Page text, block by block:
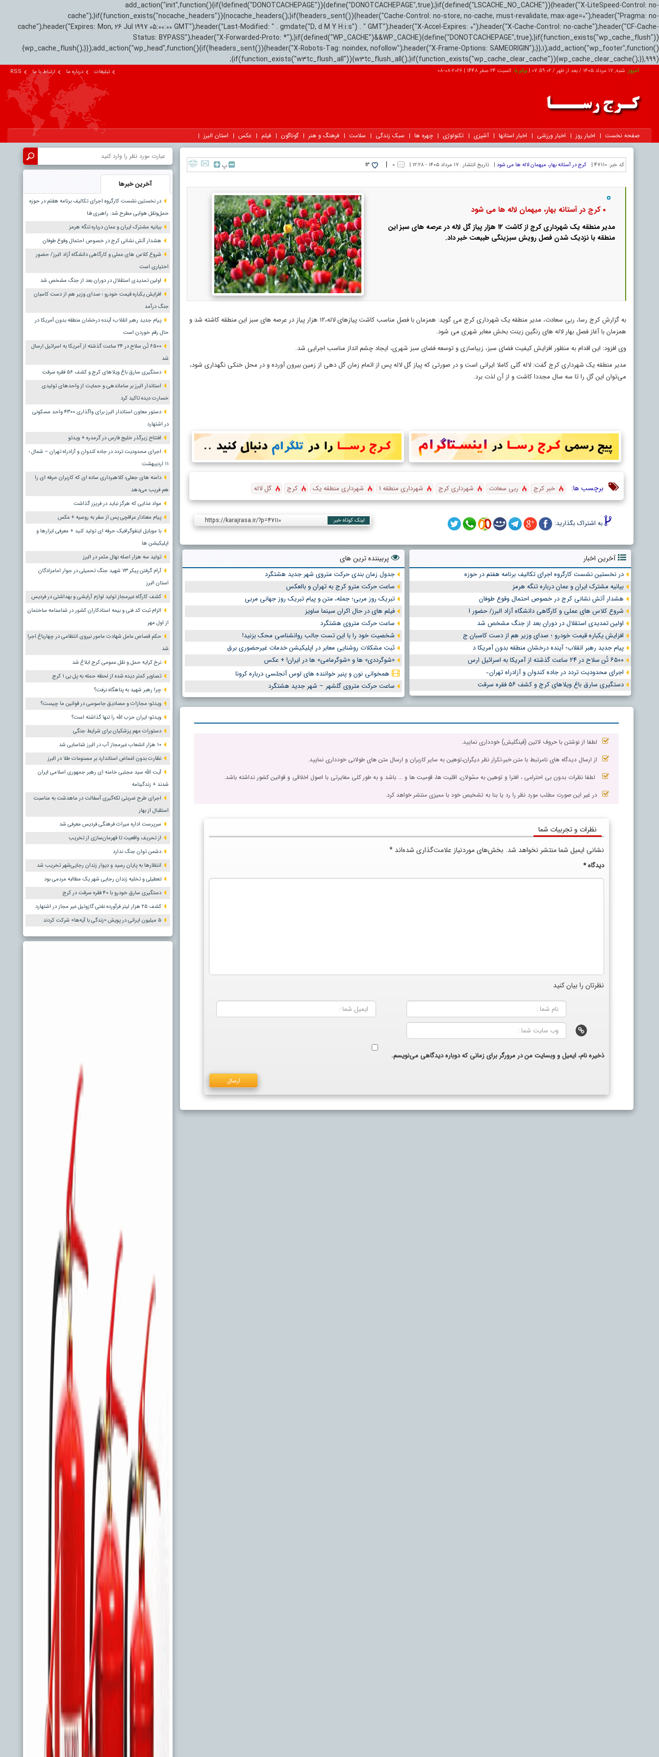
add_action("init",function(){if(!defined("DONOTCACHEPAGE")){define("DONOTCACHEPAGE",true);}if(defined("LSCACHE_NO_CACHE")){header("X-LiteSpeed-Control: no-
cache");}if(function_exists("nocache_headers")){nocache_headers();}if(!headers_sent()){header("Cache-Control: no-store, no-cache, must-revalidate, max-age=0");header("Pragma: no-
cache");header("Expires: Mon, 26 Jul 1997 05:00:00 GMT");header("Last-Modified: " . gmdate("D, d M Y H:i:s") . " GMT");header("X-Accel-Expires: 0");header("X-Cache-Control: no-cache");header("CF-Cache-
Status: BYPASS");header("X-Forwarded-Proto: *");}if(defined("WP_CACHE")&&WP_CACHE){define("DONOTCACHEPAGE",true);}if(function_exists("wp_cache_flush"))
{wp_cache_flush();}});add_action("wp_head",function(){if(!headers_sent()){header("X-Robots-Tag: noindex, nofollow");header("X-Frame-Options: SAMEORIGIN");}},1);add_action("wp_footer",function()
{if(function_exists("w3tc_flush_all")){w3tc_flush_all();}if(function_exists("wp_cache_clear_cache")){wp_cache_clear_cache();}},999);
امروز: شنبه, ۱۷ مرداد ۱۴۰۵ / بعد از ظهر / 07:59:03
|برابر با:السبت 24 صفر 1448 |
2026-08-08 تبلیغات درباره ما ارتباط با ما RSS
صفحه نخست اخبار روز اخبار ورزشی اخبار استانها آشپزی تکنولوژی چهره ها سبک زندگی سلامت فرهنگ و هنر گوناگون فیلم عکس استان البرز
کد خبر: 47110 | کرج در آستانه بهار، میهمان لاله ها می شود | تاریخ انتشار : ۱۷ مرداد ۱۴۰۵ - ۱۲:۲۸ | ۰ |
13 پ
کرج در آستانه بهار، میهمان لاله ها می شود
مدیر منطقه یک شهرداری کرج از کاشت ۱۲ هزار پیاز گل لاله در عرصه های سبز این
منطقه با نزدیک شدن فصل رویش سبزینگی طبیعت خبر داد.
به گزارش کرج رسا، ربی سعادت، مدیر منطقه یک شهرداری کرج می گوید: همزمان با فصل مناسب کاشت پیازهای لاله،۱۲ هزار پیاز در عرصه های سبز این منطقه کاشته شد و
همزمان با آغاز فصل بهار لاله های رنگین زینت بخش معابر شهری می شود.
وی افزود: این اقدام به منظور افزایش کیفیت فضای سبز، زیباسازی و توسعه فضای سبز شهری، ایجاد چشم انداز مناسب اجرایی شد.
مدیر منطقه یک شهرداری کرج گفت: لاله گلی کاملا ایرانی است و در صورتی که پیاز گل‌ لاله پس از اتمام زمان گل ‌دهی از زمین بیرون آورده و در محل خنکی نگهداری شود،
می‌توان این گل را تا سه سال مجددا کاشت و از آن لذت برد.
برچسب ها: خبر کرج ربی سعادت شهرداری کرج شهرداری منطقه 1 شهرداری منطقه یک کرج گل لاله
به اشتراک بگذارید: لینک کوتاه خبر: https://karajrasa.ir/?p=47110
آخرین اخبار
در نخستین نشست کارگروه اجرای تکالیف برنامه هفتم در حوزه
بیانیه مشترک ایران و عمان درباره تنگه هرمز
هشدار آتش نشانی کرج در خصوص احتمال وقوع طوفان
شروع کلاس های عملی و کارگاهی دانشگاه آزاد البرز/ حضور ا
اولین تمدیدی استقلال در دوران بعد از جنگ مشخص شد
افزایش یکباره قیمت خودرو ؛ صدای وزیر هم از دست کاسبان ج
پیام جدید رهبر انقلاب؛ آینده درخشان منطقه بدون آمریکا د
۶۵۰۰ تُن سلاح در ۲۴ ساعت گذشته از آمریکا به اسرائیل ارس
اجرای محدودیت تردد در جاده کندوان و آزادراه تهران ̵
دستگیری سارق باغ ویلاهای کرج و کشف ۵۶ فقره سرقت
پربیننده ترین های
جدول زمان بندی حرکت متروی شهر جدید هشتگرد
ساعت حرکت مترو کرج به تهران و بالعکس
تبریک روز مربی؛ جمله، متن و پیام تبریک روز جهانی مربی
فیلم های در حال اکران سینما ساویز
ساعت حرکت متروی هشتگرد
شخصیت خود را با این تست جالب روانشناسی محک بزنید!
ثبت مشکلات روشنایی معابر در اپلیکیشن خدمات غیرحضوری برق
«شوگرددی» ها و «شوگرمامی» ها در ایران! + عکس
همخوانی نون و پنیر خواننده های لوس آنجلسی درباره کرونا
ساعت حرکت متروی گلشهر – شهر جدید هشتگرد
لطفا از نوشتن با حروف لاتین (فینگلیش) خودداری نمایید.
از ارسال دیدگاه های نامرتبط با متن خبر،تکرار نظر دیگران،توهین به سایر کاربران و ارسال متن های طولانی خودداری نمایید.
لطفا نظرات بدون بی احترامی ، افترا و توهین به مسٔولان، اقلیت ها، قومیت ها و ... باشد و به طور کلی مغایرتی با اصول اخلاقی و قوانین کشور نداشته باشد.
در غیر این صورت مطلب مورد نظر را رد یا بنا به تشخیص خود با ممیزی منتشر خواهد کرد.
نظرات و تجربیات شما
نشانی ایمیل شما منتشر نخواهد شد. بخش‌های موردنیاز علامت‌گذاری شده‌اند *
دیدگاه*
نظرتان را بیان کنید
ذخیره نام، ایمیل و وبسایت من در مرورگر برای زمانی که دوباره دیدگاهی می‌نویسم.
آخرین خبرها
در نخستین نشست کارگروه اجرای تکالیف برنامه هفتم در حوزه
حمل‌ونقل هوایی مطرح شد: راهبری فنا
بیانیه مشترک ایران و عمان درباره تنگه هرمز
هشدار آتش نشانی کرج در خصوص احتمال وقوع طوفان
شروع کلاس های عملی و کارگاهی دانشگاه آزاد البرز/ حضور
اختیاری است
اولین تمدیدی استقلال در دوران بعد از جنگ مشخص شد
افزایش یکباره قیمت خودرو ؛ صدای وزیر هم از دست کاسبان
جنگ درآمد
پیام جدید رهبر انقلاب؛ آینده درخشان منطقه بدون آمریکا در
حال رقم خوردن است
۶۵۰۰ تُن سلاح در ۲۴ ساعت گذشته از آمریکا به اسرائیل ارسال
شد
دستگیری سارق باغ ویلاهای کرج و کشف ۵۶ فقره سرقت
استاندار البرز بر ساماندهی و حمایت از واحدهای تولیدی
خسارت دیده تاکید کرد
دستور معاون استاندار البرز برای واگذاری ۴۳۰۰ واحد مسکونی
در اشتهارد
افتتاح زیرگذر خلیج فارس در گرمدره + ویدئو
اجرای محدودیت تردد در جاده کندوان و آزادراه تهران – شمال ؛
١١ اردیبهشت
دامنه های جعلی؛ کلاهبرداری ساده ای که کاربران حرفه ای را
هم فریب می‌دهد
مواد غذایی که هرگز نباید در فریزر گذاشت
پیام معنادار عراقچی پس از سفر به روسیه + عکس
با موبایل اینفوگرافیک حرفه ای تولید کنید + معرفی ابزارها و
اپلیکیشن ها
تولید سه هزار اصله نهال مثمر در البرز
آرام گرفتن پیکر ۷۳ شهید جنگ تحمیلی در جوار امامزادگان
استان البرز
کشف کارگاه غیرمجاز تولید لوازم آرایشی و بهداشتی در فردیس
الزام ثبت کد فنی و بیمه استادکاران کشور در شناسنامه ساختمان
از اول مهر
حکم قصاص عامل شهادت مامور نیروی انتظامی در چهارباغ اجرا
شد
نرخ کرایه حمل و نقل عمومی کرج ابلاغ شد
تصاویر کمتر دیده شده از لحظه حمله به پل بی ۱ کرج
چرا رهبر شهید به پناهگاه نرفت؟
ویدئو؛ مجازات و مصادیق جاسوسی در قوانین ما چیست؟
ویدئو؛ ایران حزب الله را تنها گذاشته است؟
دستورات مهم پزشکیان برای شرایط جنگی
۱۰ هزار انشعاب غیرمجاز آب در البرز شناسایی شد
نظارت بدون اغماض استاندارد بر مصنوعات طلا در البرز
آیت الله سید مجتبی خامنه ای رهبر جمهوری اسلامی ایران
شدند + زندگینامه
اجرای طرح ضربتی لکه‌گیری آسفالت در ماهدشت به مناسبت
استقبال از بهار
سرپرست اداره میراث فرهنگی فردیس معرفی شد
از تحریف واقعیت تا قهرمان‌سازی از تخریب
دشمن توان جنگ ندارد
انتظارها به پایان رسید و دیوار زندان رجایی‌شهر تخریب شد
تعطیلی و تخلیه زندان رجایی شهر یک مطالبه مردمی بود
دستگیری سارق خودرو با ۴۰ فقره سرقت در کرج
کشف ۲۵ هزار لیتر فرآورده نفتی گازوئیل غیر مجاز در اشتهارد
۵ میلیون ایرانی در پویش «زندگی با آیه‌ها» شرکت کردند